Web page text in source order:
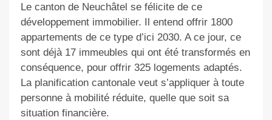
Le canton de Neuchâtel se félicite de ce
développement immobilier. Il entend offrir 1800
appartements de ce type d’ici 2030. A ce jour, ce
sont déjà 17 immeubles qui ont été transformés en
conséquence, pour offrir 325 logements adaptés.
La planification cantonale veut s’appliquer à toute
personne à mobilité réduite, quelle que soit sa
situation financière.